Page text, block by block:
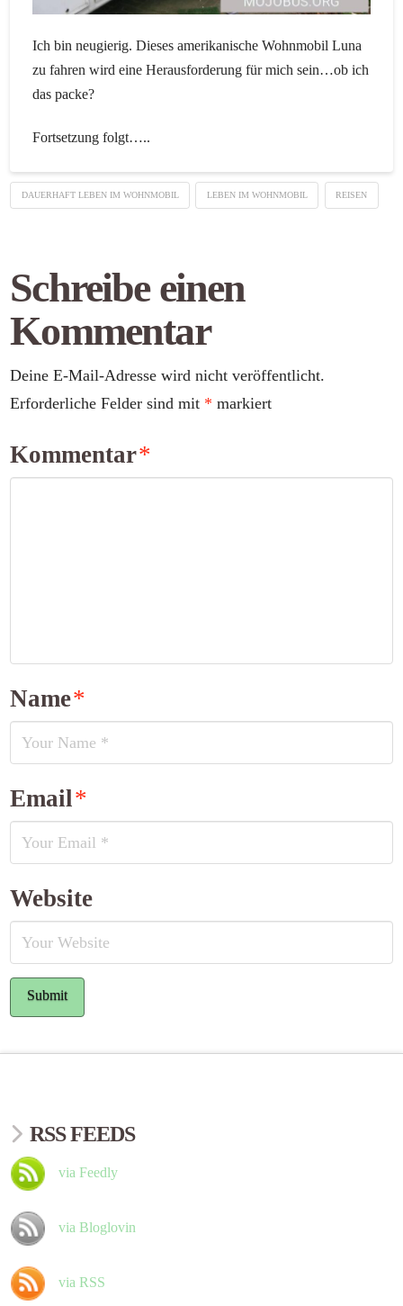
Ich bin neugierig. Dieses amerikanische Wohnmobil Luna
zu fahren wird eine Herausforderung für mich sein…ob ich
das packe?
Fortsetzung folgt…..
DAUERHAFT LEBEN IM WOHNMOBIL LEBEN IM WOHNMOBIL REISEN
Schreibe einen
Kommentar
Deine E-Mail-Adresse wird nicht veröffentlicht.
Erforderliche Felder sind mit * markiert
Kommentar*
Name*
Email*
Website
RSS FEEDS
via Feedly
via Bloglovin
via RSS